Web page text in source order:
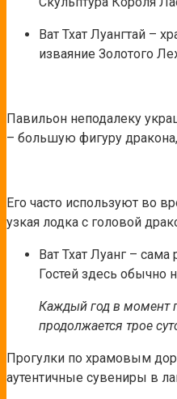
Ват Тхат Луангтай –
изваяние Золотого
Павильон неподалеку
– большую фигуру
Его часто используют во
узкая лодка с головой
Ват Тхат Луанг –
Гостей здесь обычно
Каждый год в момент
продолжается трое
Прогулки по храмовым
аутентичные сувениры в